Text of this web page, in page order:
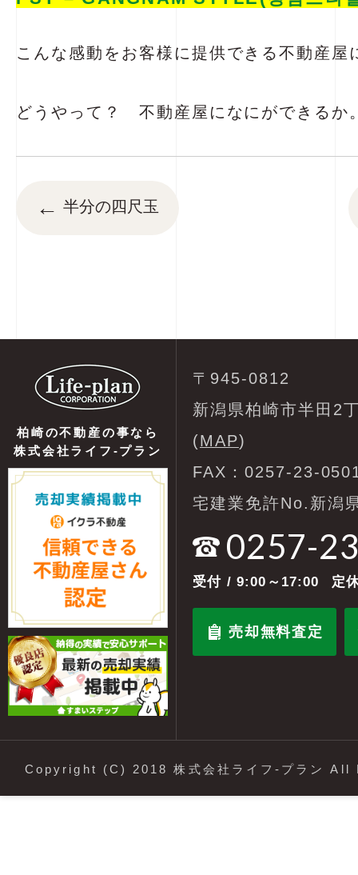
こんな感動をお客様に提供できる不動産屋
どうやって？ 不動産屋になにができるか
← 半分の四尺玉
柏崎の不動産の事なら
株式会社ライフ-プラン
〒945-0812
新潟県柏崎市半田2
(MAP)
FAX：0257-23-
宅建業免許No.新潟
0257-
受付 / 9:00～17:00 定
売却無料査定
Copyright (C) 2018 株式会社ライフ-プラン